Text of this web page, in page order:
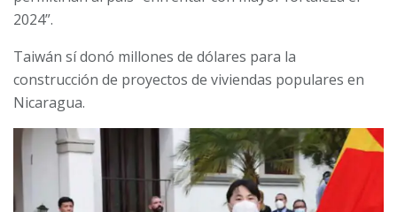
2024”.
Taiwán sí donó millones de dólares para la
construcción de proyectos de viviendas populares en
Nicaragua.